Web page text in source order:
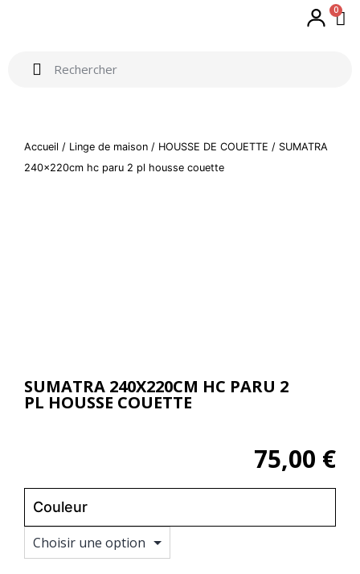
0
Accueil / Linge de maison / HOUSSE DE COUETTE / SUMATRA
240x220cm hc paru 2 pl housse couette
SUMATRA 240X220CM HC PARU 2
PL HOUSSE COUETTE
75,00 €
Couleur